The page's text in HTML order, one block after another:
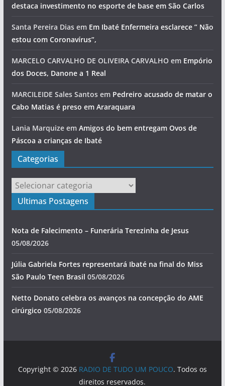
destaca investimento no esporte de base em São Carlos
Santa Pereira Diasem Em Ibaté Enfermeira esclarece ” Não
estou com Coronavírus”,
MARCELO CARVALHO DE OLIVEIRA CARVALHOem Empório
dos Doces, Danone a 1 Real
MARCILEIDE Sales Santosem Pedreiro acusado de matar o
Cabo Matias é preso em Araraquara
Lania Marquizeem Amigos do bem entregam Ovos de
Páscoa a crianças de Ibaté
Categorias
Categorias
Ultimas Postagens
Nota de Falecimento – Funerária Terezinha de Jesus
05/08/2026
Júlia Gabriela Fortes representará Ibaté na final do Miss
São Paulo Teen Brasil 05/08/2026
Netto Donato celebra os avanços na concepção do AME
cirúrgico 05/08/2026
Copyright © 2026 RADIO DE TUDO UM POUCO. Todos os
direitos reservados.